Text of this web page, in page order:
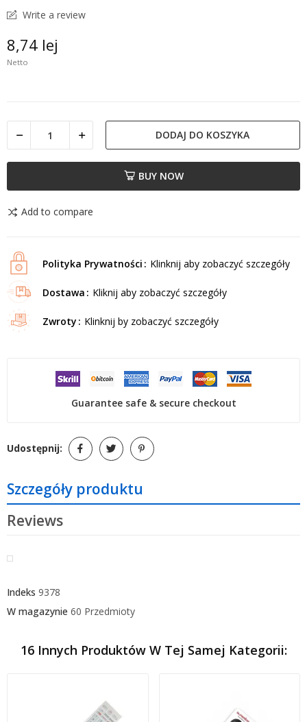
Write a review
8,74 lej
Netto
DODAJ DO KOSZYKA
BUY NOW
Add to compare
Polityka Prywatności Klinknij aby zobaczyć szczegóły
Dostawa Kliknij aby zobaczyć szczegóły
Zwroty Klinknij by zobaczyć szczegóły
Guarantee safe & secure checkout
Udostępnij:
Szczegóły produktu
Reviews
Indeks 9378
W magazynie 60 Przedmioty
16 Innych Produktów W Tej Samej Kategorii: